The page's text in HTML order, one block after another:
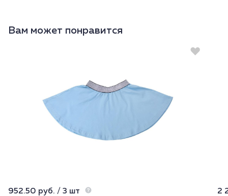
Вам может понравится
952.50 руб. / 3 шт 2